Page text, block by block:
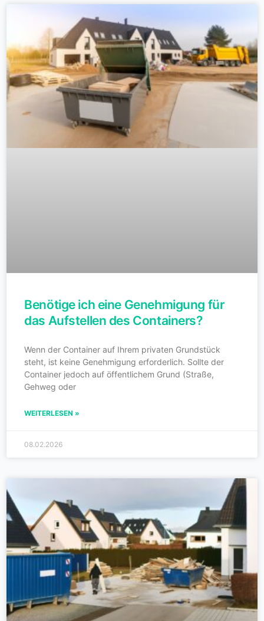
Benötige ich eine Genehmigung für
das Aufstellen des Containers?
Wenn der Container auf Ihrem privaten Grundstück
steht, ist keine Genehmigung erforderlich. Sollte der
Container jedoch auf öffentlichem Grund (Straße,
Gehweg oder
WEITERLESEN »
08.02.2026